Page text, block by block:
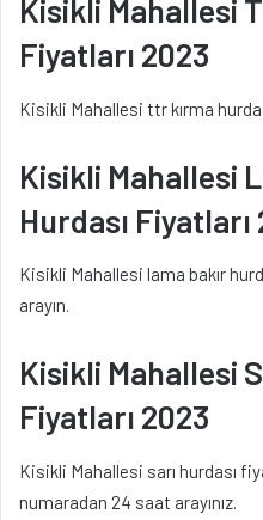
Kisikli Mahallesi
Fiyatları 2023
Kisikli Mahallesi ttr kırma
Kisikli Mahallesi
Hurdası Fiyatları
Kisikli Mahallesi lama bakır
arayın.
Kisikli Mahallesi
Fiyatları 2023
Kisikli Mahallesi sarı hurdası
numaradan 24 saat arayınız.